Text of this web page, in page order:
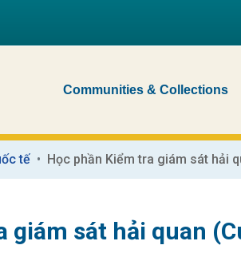
Communities & Collections
tế
giám sát hải quan